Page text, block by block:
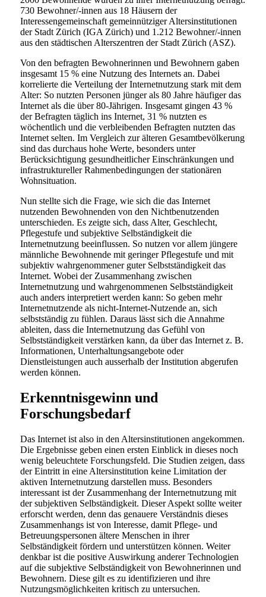
730 Bewohner/-innen aus 18 Häusern der
Interessengemeinschaft gemeinnütziger Altersinstitutionen
der Stadt Zürich (IGA Zürich) und 1.212 Bewohner/-innen
aus den städtischen Alterszentren der Stadt Zürich (ASZ).
Von den befragten Bewohnerinnen und Bewohnern gaben
insgesamt 15 % eine Nutzung des Internets an. Dabei
korrelierte die Verteilung der Internetnutzung stark mit dem
Alter: So nutzten Personen jünger als 80 Jahre häufiger das
Internet als die über 80-Jährigen. Insgesamt gingen 43 %
der Befragten täglich ins Internet, 31 % nutzten es
wöchentlich und die verbleibenden Befragten nutzten das
Internet selten. Im Vergleich zur älteren Gesamtbevölkerung
sind das durchaus hohe Werte, besonders unter
Berücksichtigung gesundheitlicher Einschränkungen und
infrastruktureller Rahmenbedingungen der stationären
Wohnsituation.
Nun stellte sich die Frage, wie sich die das Internet
nutzenden Bewohnenden von den Nichtbenutzenden
unterschieden. Es zeigte sich, dass Alter, Geschlecht,
Pflegestufe und subjektive Selbständigkeit die
Internetnutzung beeinflussen. So nutzen vor allem jüngere
männliche Bewohnende mit geringer Pflegestufe und mit
subjektiv wahrgenommener guter Selbstständigkeit das
Internet. Wobei der Zusammenhang zwischen
Internetnutzung und wahrgenommenen Selbstständigkeit
auch anders interpretiert werden kann: So geben mehr
Internetnutzende als nicht-Internet-Nutzende an, sich
selbstständig zu fühlen. Daraus lässt sich die Annahme
ableiten, dass die Internetnutzung das Gefühl von
Selbstständigkeit verstärken kann, da über das Internet z. B.
Informationen, Unterhaltungsangebote oder
Dienstleistungen auch ausserhalb der Institution abgerufen
werden können.
Erkenntnisgewinn und
Forschungsbedarf
Das Internet ist also in den Altersinstitutionen angekommen.
Die Ergebnisse geben einen ersten Einblick in dieses noch
wenig beleuchtete Forschungsfeld. Die Studien zeigen, dass
der Eintritt in eine Altersinstitution keine Limitation der
aktiven Internetnutzung darstellen muss. Besonders
interessant ist der Zusammenhang der Internetnutzung mit
der subjektiven Selbständigkeit. Dieser Aspekt sollte weiter
erforscht werden, denn das genauere Verständnis dieses
Zusammenhangs ist von Interesse, damit Pflege- und
Betreuungspersonen ältere Menschen in ihrer
Selbständigkeit fördern und unterstützen können. Weiter
denkbar ist die positive Auswirkung anderer Technologien
auf die subjektive Selbständigkeit von Bewohnerinnen und
Bewohnern. Diese gilt es zu identifizieren und ihre
Nutzungsmöglichkeiten kritisch zu untersuchen.